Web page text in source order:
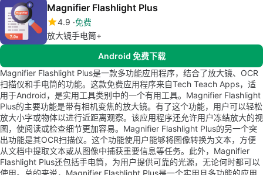
Magnifier Flashlight Plus
4.9 免费
放大镜手电筒+
Android 免费下载
Magnifier Flashlight Plus是一款多功能应用程序，结合了放大镜、OCR
扫描仪和手电筒的功能。这款免费应用程序来自Tech Teach Apps，适
用于Android，是实用工具类别中的一个有用工具。Magnifier Flashlight
Plus的主要功能是带有相机变焦的放大镜。有了这个功能，用户可以轻松
放大小字或物体以进行近距离观察。该应用程序还允许用户冻结放大的视
图，使阅读或检查细节更加容易。Magnifier Flashlight Plus的另一个突
出功能是其OCR扫描仪。这个功能使用户能够将图像转换为文本，方便
从文档中提取文本或从图像中捕获重要信息等任务。此外，Magnifier
Flashlight Plus还包括手电筒，为用户提供可靠的光源，无论何时都可以
使用。总的来说，Magnifier Flashlight Plus是一个实用且多功能的应用